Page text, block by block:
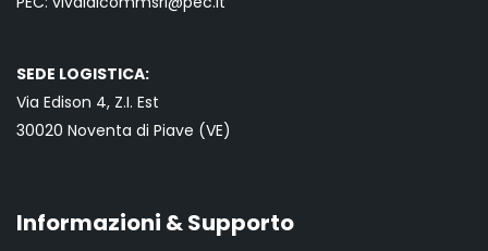
SEDE LOGISTICA:
Via Edison 4, Z.I. Est
30020 Noventa di Piave (VE)
Informazioni & Supporto